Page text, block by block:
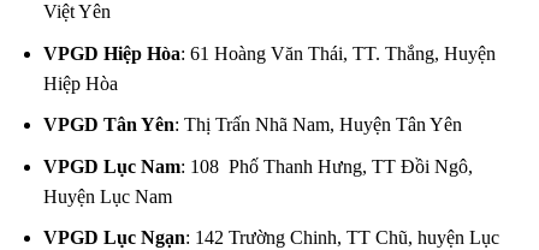
Việt Yên
VPGD Hiệp Hòa: 61 Hoàng Văn Thái, TT. Thắng, Huyện
Hiệp Hòa
VPGD Tân Yên: Thị Trấn Nhã Nam, Huyện Tân Yên
VPGD Lục Nam: 108 Phố Thanh Hưng, TT Đồi Ngô,
Huyện Lục Nam
VPGD Lục Ngạn: 142 Trường Chinh, TT Chũ, huyện Lục